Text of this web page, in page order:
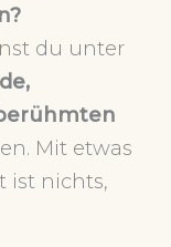
du unter
Mit etwas
ist nichts,